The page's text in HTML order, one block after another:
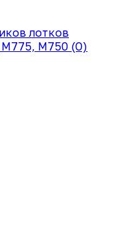
лотков
M750 (O)